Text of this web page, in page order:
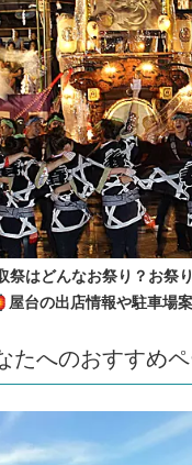
祭はどんなお祭り？お祭
台の出店情報や駐車場
たへのおすすめ